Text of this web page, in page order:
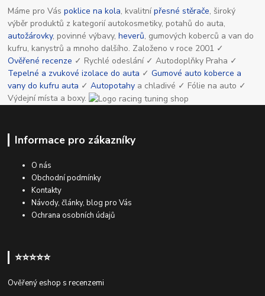
Máme pro Váspoklice na kola, kvalitnípřesné stěrače, široký
výběr produktů z kategorií autokosmetiky, potahů do auta,
autožárovky, povinné výbavy,heverů, gumových koberců a van do
kufru, kanystrů a mnoho dalšího. Založeno v roce 2001 ✓
Ověřené recenze ✓ Rychlé odeslání ✓ Autodoplňky Praha ✓
Tepelné a zvukové izolace do auta ✓Gumové auto koberce a
vany do kufru auta ✓Autopotahy a chladivé ✓ Fólie na auto ✓
Výdejní místa a boxy.
Informace pro zákazníky
O nás
Obchodní podmínky
Kontakty
Návody, články, blog pro Vás
Ochrana osobních údajů
⭐⭐⭐⭐⭐
Ověřený eshop s recenzemi